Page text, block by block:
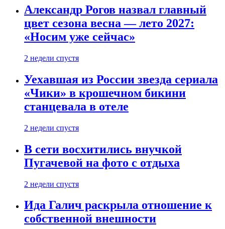
Александр Рогов назвал главный
цвет сезона весна — лето 2027:
«Носим уже сейчас»
2 недели спустя
Уехавшая из России звезда сериала
«Чики» в крошечном бикини
станцевала в отеле
2 недели спустя
В сети восхитились внучкой
Пугачевой на фото с отдыха
2 недели спустя
Ида Галич раскрыла отношение к
собственной внешности